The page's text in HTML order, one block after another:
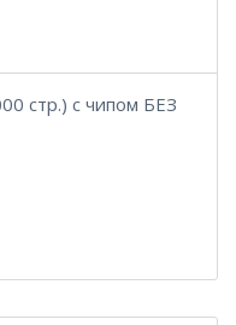
стр.) с чипом БЕЗ